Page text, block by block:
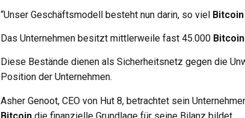
“Unser Geschäftsmodell besteht nun darin, so viel Bitcoin
Das Unternehmen besitzt mittlerweile fast 45.000 Bitcoin
Diese Bestände dienen als Sicherheitsnetz gegen die
Position der Unternehmen.
Asher Genoot, CEO von Hut 8, betrachtet sein